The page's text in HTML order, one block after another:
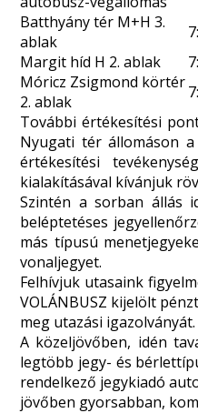
Batthyány tér M+H 3.
ablak
Margit híd H 2. ablak
Móricz Zsigmond körtér
2. ablak
További értékesítési
Nyugati tér állomáson
értékesítési
kialakításával kívánjuk
Szintén a sorban állás
beléptetéses
más típusú
vonaljegyet.
Felhívjuk utasaink
VOLÁNBUSZ kijelölt
meg utazási igazolványát.
A közeljövőben, idén
legtöbb jegy- és
rendelkező jegykiadó
jövőben gyorsabban,